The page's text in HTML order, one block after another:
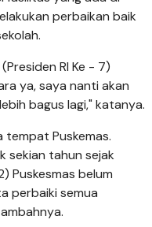
perbaikan baik
RI Ke - 7)
ya, saya nanti akan
bagus lagi," katanya.
Puskemas.
sekian tahun sejak
Puskesmas belum
perbaiki semua